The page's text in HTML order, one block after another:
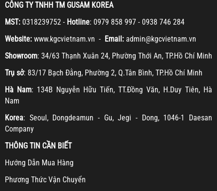
CÔNG TY TNHH TM GUSAM KOREA
MST: 0318239752 - Hotline: 0979 858 997 - 0938 746 284
Website: www.kgcvietnam.vn - Email: admin@kgcvietnam.vn
Showroom: 34/63 Thạnh Xuân 24, Phường Thới An, TP.Hồ Chí Minh
Trụ sở: 83/17 Bạch Đằng, Phường 2, Q.Tân Bình, TP.Hồ Chí Minh
Hà Nam: 134B Nguyễn Hữu Tiến, TT.Đồng Văn, H.Duy Tiên, Hà
Nam
Korea: Seoul, Dongdeamun - Gu, Jegi - Dong, 1046-1 Daesan
Company
THÔNG TIN CẦN BIẾT
Hướng Dẫn Mua Hàng
Phương Thức Vận Chuyển